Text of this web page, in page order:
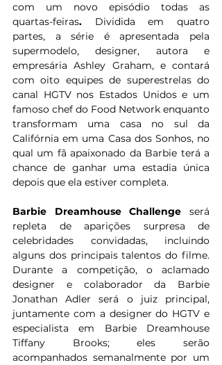
com um novo episódio todas as
quartas-feiras. Dividida em quatro
partes, a série é apresentada pela
supermodelo, designer, autora e
empresária Ashley Graham, e contará
com oito equipes de superestrelas do
canal HGTV nos Estados Unidos e um
famoso chef do Food Network enquanto
transformam uma casa no sul da
Califórnia em uma Casa dos Sonhos, no
qual um fã apaixonado da Barbie terá a
chance de ganhar uma estadia única
depois que ela estiver completa.
Barbie Dreamhouse Challenge será
repleta de aparições surpresa de
celebridades convidadas, incluindo
alguns dos principais talentos do filme.
Durante a competição, o aclamado
designer e colaborador da Barbie
Jonathan Adler será o juiz principal,
juntamente com a designer do HGTV e
especialista em Barbie Dreamhouse
Tiffany Brooks; eles serão
acompanhados semanalmente por um